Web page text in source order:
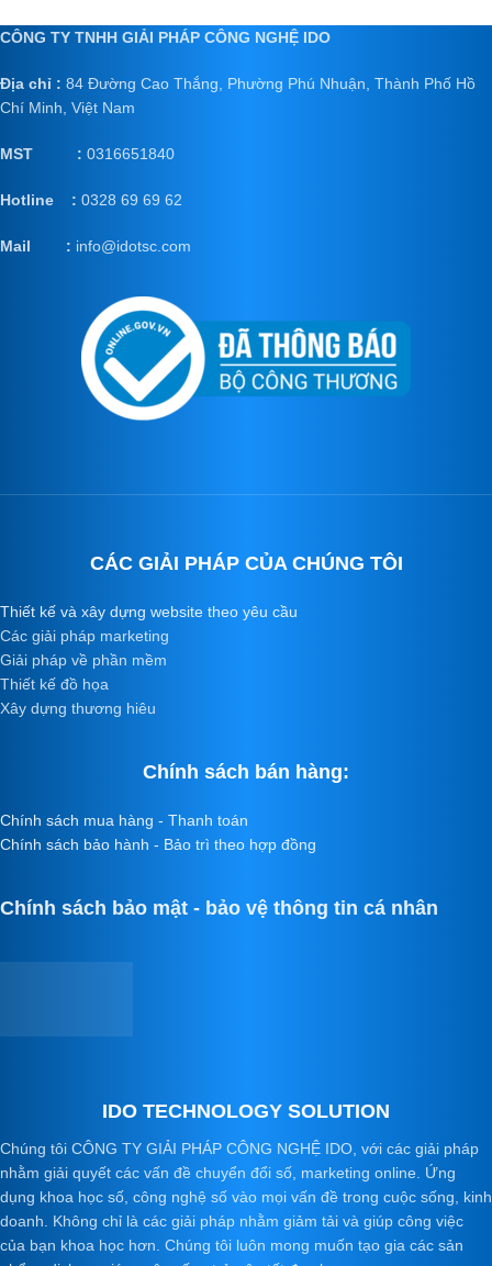
CÔNG TY TNHH GIẢI PHÁP CÔNG NGHỆ IDO
Địa chỉ : 84 Đường Cao Thắng, Phường Phú Nhuận, Thành Phố Hồ
Chí Minh, Việt Nam
MST : 0316651840
Hotline : 0328 69 69 62
Mail : info@idotsc.com
CÁC GIẢI PHÁP CỦA CHÚNG TÔI
Thiết kế và xây dựng website theo yêu cầu
Các giải pháp marketing
Giải pháp về phần mềm
Thiết kế đồ họa
Xây dựng thương hiêu
Chính sách bán hàng:
Chính sách mua hàng - Thanh toán
Chính sách bảo hành - Bảo trì theo hợp đồng
Chính sách bảo mật - bảo vệ thông tin cá nhân
IDO TECHNOLOGY SOLUTION
Chúng tôi CÔNG TY GIẢI PHÁP CÔNG NGHỆ IDO, với các giải pháp
nhằm giải quyết các vấn đề chuyển đổi số, marketing online. Ứng
dụng khoa học số, công nghệ số vào mọi vấn đề trong cuộc sống, kinh
doanh. Không chỉ là các giải pháp nhằm giảm tải và giúp công việc
của bạn khoa học hơn. Chúng tôi luôn mong muốn tạo gia các sản